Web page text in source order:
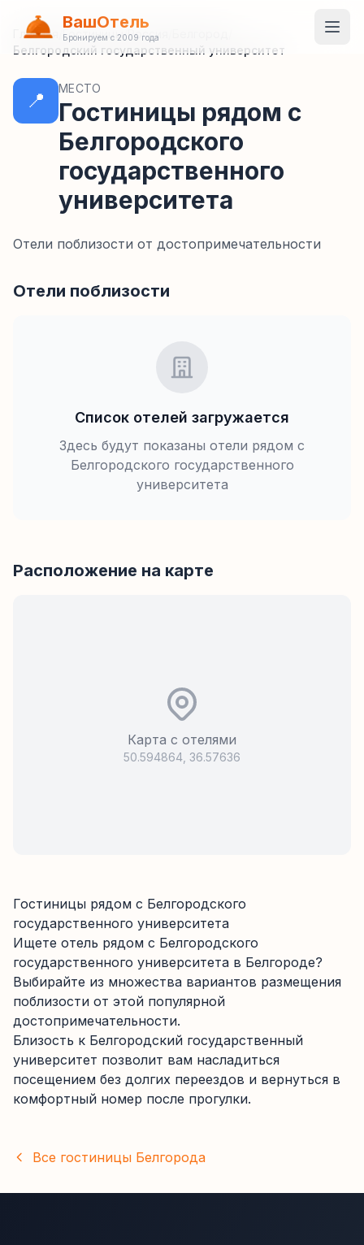
ВашОтель
Бронируем с 2009 года
Главная Гостиницы/Россия
Белгородский государственный университет
📍
МЕСТО
Гостиницы рядом с
Белгородского
государственного
университета
Отели поблизости от достопримечательности
Отели поблизости
Список отелей загружается
Здесь будут показаны отели рядом с
Белгородского государственного
университета
Расположение на карте
Карта с отелями
50.594864 36.57636
Гостиницы рядом с Белгородского
государственного университета
Ищете отель рядом с Белгородского
государственного университета в Белгороде?
Выбирайте из множества вариантов размещения
поблизости от этой популярной
достопримечательности.
Близость к Белгородский государственный
университет позволит вам насладиться
посещением без долгих переездов и вернуться в
комфортный номер после прогулки.
Все гостиницы Белгорода